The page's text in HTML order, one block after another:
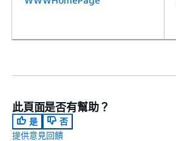
此頁面是否有幫助？
是
否
提供意見回饋